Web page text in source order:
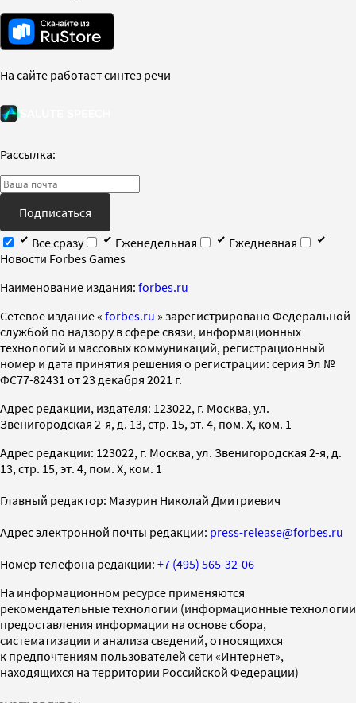
На сайте работает синтез речи
Рассылка:
Подписаться
Все сразу
Еженедельная
Ежедневная
Новости Forbes Games
Наименование издания: forbes.ru
Cетевое издание « forbes.ru » зарегистрировано Федеральной
службой по надзору в сфере связи, информационных
технологий и массовых коммуникаций, регистрационный
номер и дата принятия решения о регистрации: серия Эл №
ФС77-82431 от 23 декабря 2021 г.
Адрес редакции, издателя: 123022, г. Москва, ул.
Звенигородская 2-я, д. 13, стр. 15, эт. 4, пом. X, ком. 1
Адрес редакции: 123022, г. Москва, ул. Звенигородская 2-я, д.
13, стр. 15, эт. 4, пом. X, ком. 1
Главный редактор: Мазурин Николай Дмитриевич
Адрес электронной почты редакции: press-release@forbes.ru
Номер телефона редакции: +7 (495) 565-32-06
На информационном ресурсе применяются
рекомендательные технологии (информационные технологии
предоставления информации на основе сбора,
систематизации и анализа сведений, относящихся
к предпочтениям пользователей сети «Интернет»,
находящихся на территории Российской Федерации)